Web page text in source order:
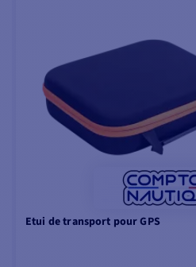
Etui de transport pour GPS